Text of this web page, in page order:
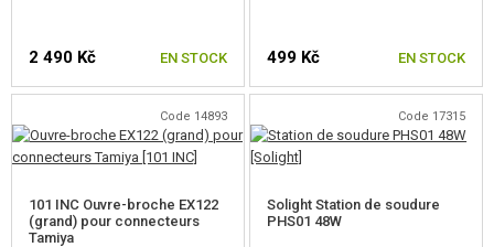
2 490 Kč EN STOCK 499 Kč EN STOCK
Code 14893
101 INC Ouvre-broche EX122
(grand) pour connecteurs
Tamiya
Code 17315
Solight Station de soudure
PHS01 48W